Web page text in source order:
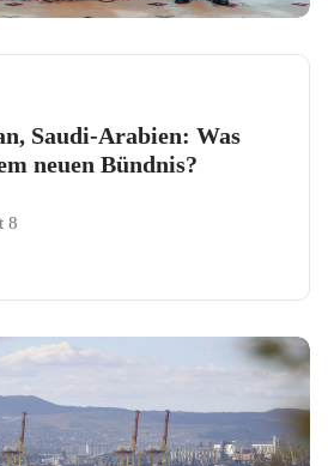
Saudi-Arabien: Was
neuen Bündnis?
8